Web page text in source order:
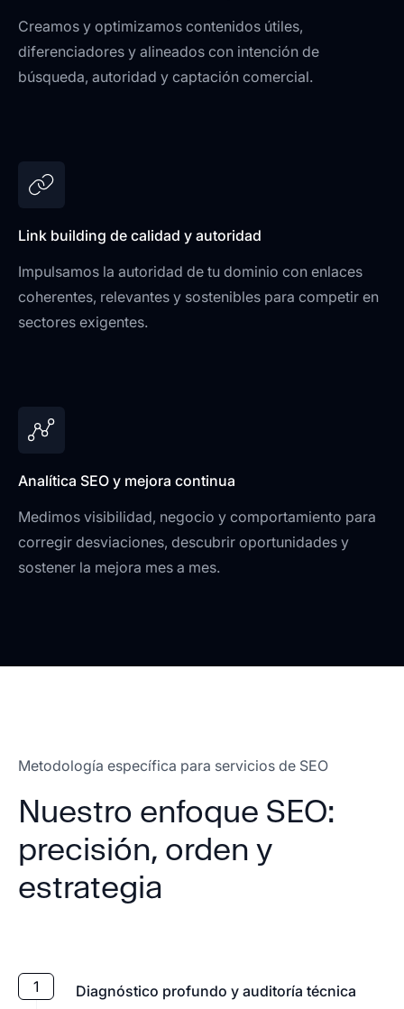
Creamos y optimizamos contenidos útiles,
diferenciadores y alineados con intención de
búsqueda, autoridad y captación comercial.
Link building de calidad y autoridad
Impulsamos la autoridad de tu dominio con enlaces
coherentes, relevantes y sostenibles para competir en
sectores exigentes.
Analítica SEO y mejora continua
Medimos visibilidad, negocio y comportamiento para
corregir desviaciones, descubrir oportunidades y
sostener la mejora mes a mes.
Metodología específica para servicios de SEO
Nuestro enfoque SEO:
precisión, orden y
estrategia
1 Diagnóstico profundo y auditoría técnica